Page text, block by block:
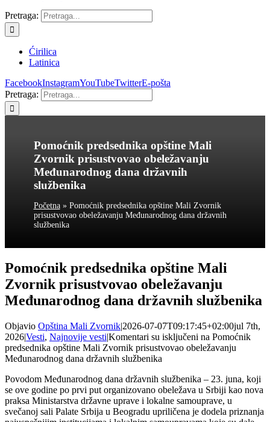
Pretraga:
Ćirilica
Latinica
FacebookInstagramYouTubeTwitterE-pošta
Pretraga:
Pomoćnik predsednika opštine Mali
Zvornik prisustvovao obeležavanju
Međunarodnog dana državnih
službenika
Početna» Pomoćnik predsednika opštine Mali Zvornik
prisustvovao obeležavanju Međunarodnog dana državnih
službenika
Pomoćnik predsednika opštine Mali
Zvornik prisustvovao obeležavanju
Međunarodnog dana državnih službenika
Objavio Opština Mali Zvornik|2026-07-07T09:17:45+02:00jul 7th,
2026|Vesti, Najnovije vesti|Komentari su isključeni na Pomoćnik
predsednika opštine Mali Zvornik prisustvovao obeležavanju
Međunarodnog dana državnih službenika
Povodom Međunarodnog dana državnih službenika – 23. juna, koji
se ove godine po prvi put organizovano obeležava u Srbiji kao nova
praksa Ministarstva državne uprave i lokalne samouprave, u
svečanoj sali Palate Srbija u Beogradu upriličena je dodela priznanja